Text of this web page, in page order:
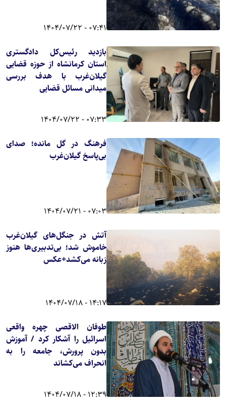
07:41 - 1404/07/22
بازدید رئیس‌کل دادگستری
استان کرمانشاه از حوزه قضایی
گیلان‌غرب با هدف بررسی
میدانی مسائل قضایی
07:33 - 1404/07/22
فرهنگ در گل مانده؛ صدای
بی‌پاسخ گیلان‌غرب
07:03 - 1404/07/21
آتش در جنگل‌های گیلان‌غرب
خاموش شد؛ بی‌تدبیری‌ها هنوز
زبانه می‌کشد+عکس
14:17 - 1404/07/18
طوفان الاقصی چهره واقعی
اسرائیل را آشکار کرد / آموزش
بدون پرورش، جامعه را به
انحراف می‌کشاند
12:39 - 1404/07/18